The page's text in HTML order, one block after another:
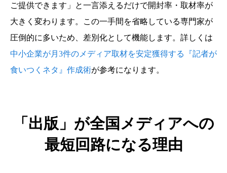
ご提供できます」と一言添えるだけで開封率・取材率が
大きく変わります。この一手間を省略している専門家が
圧倒的に多いため、差別化として機能します。詳しくは
中小企業が月3件のメディア取材を安定獲得する『記者が
食いつくネタ』作成術が参考になります。
「出版」が全国メディアへの
最短回路になる理由